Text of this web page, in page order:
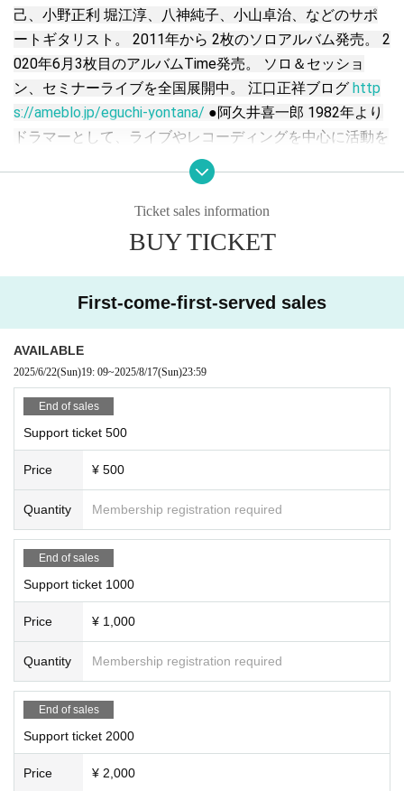
己、小野正利 堀江淳、八神純子、小山卓治、などのサポ
ートギタリスト。 2011年から 2枚のソロアルバム発売。 2
020年6月3枚目のアルバムTime発売。 ソロ＆セッショ
ン、セミナーライブを全国展開中。 江口正祥ブログ http
s://ameblo.jp/eguchi-yontana/ ●阿久井喜一郎 1982年より
ドラマーとして、ライブやレコーディングを中心に活動を
始める。 今までに、Sold-out、でんぱ組.inc、SMAP、つ
んく、山根康広、財津和夫、酒井法子、TRF、南野陽子、
鈴木トオル、マリス・ミゼル、増田恵子、杉山清貴、小野
正利、中村あゆみ、村松健、中村隆道、井出麻理子、中西
ーディングに参加。 楠田亜衣奈、柊木りお、等のライブ
にも参加。 グラミーアーティスト、Peabo Brysonのアジ
アツアーにも参加。 灰野敬二、ジョンゾーン、Damo Suz
uki、等のアーティストとも共演している。 自己スタジ
オ、studio LABOを設立して音楽制作もおこなっている。
●真行寺恵里(Eri Shingyoji)：横須賀出身。1998年アニメ｢ブ
レンパワード｣OP｢In My Dream｣でデビュー。当時洋楽ロ
ックが好きで、テレビ、ラジオ、雑誌などで洋楽ロックを
紹介。最近はロックに限らず聴きます。 真行寺恵里Twitt
er / shingyojieri
Ticket sales information
BUY TICKET
First-come-first-served sales
AVAILABLE
2025/6/22(Sun)19: 09~2025/8/17(Sun)23:59
End of sales
Support ticket 500
Price ¥ 500
Quantity Membership registration required
End of sales
Support ticket 1000
Price ¥ 1,000
Quantity Membership registration required
End of sales
Support ticket 2000
Price ¥ 2,000